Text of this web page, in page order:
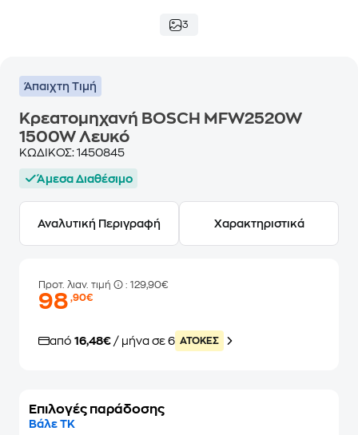
3
Άπαιχτη Τιμή
Κρεατομηχανή BOSCH MFW2520W
1500W Λευκό
ΚΩΔΙΚΟΣ: 1450845
Άμεσα Διαθέσιμο
Αναλυτική Περιγραφή Χαρακτηριστικά
Προτ. λιαν. τιμή : 129,90€
98,90€
από 16,48€ / μήνα σε 6 ATOKEΣ
Επιλογές παράδοσης
Βάλε ΤΚ